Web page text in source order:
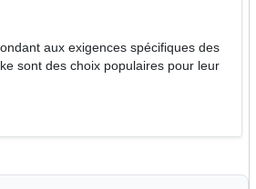
aux exigences spécifiques des
sont des choix populaires pour leur